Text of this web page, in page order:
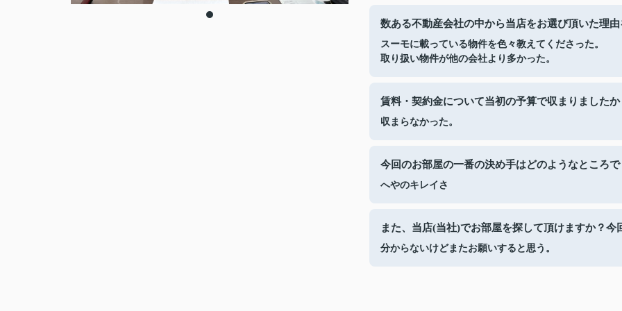
数ある不動産会社の中から当店をお選び頂いた理
スーモに載っている物件を色々教えてくださった。
取り扱い物件が他の会社より多かった。
賃料・契約金について当初の予算で収まりましたか
収まらなかった。
今回のお部屋の一番の決め手はどのようなところ
へやのキレイさ
また、当店(当社)でお部屋を探して頂けますか？
分からないけどまたお願いすると思う。